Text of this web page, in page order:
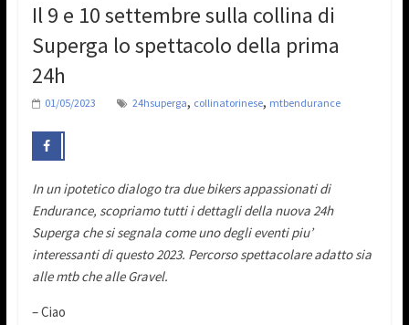
Il 9 e 10 settembre sulla collina di
Superga lo spettacolo della prima
24h
01/05/2023 24hsuperga, collinatorinese, mtbendurance
In un ipotetico dialogo tra due bikers appassionati di
Endurance, scopriamo tutti i dettagli della nuova24h
Superga che si segnala come uno degli eventi piu’
interessanti di questo 2023. Percorso spettacolare adatto sia
alle mtb che alle Gravel.
– Ciao